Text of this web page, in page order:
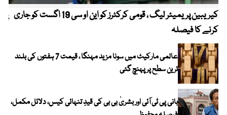
کیریبین پریمیئر لیگ ، قومی کرکٹرز کو این او سی 19 اگست کو جاری
کرنے کا فیصلہ
عالمی مارکیٹ میں سونا مزید مہنگا ، قیمت 7 ہفتوں کی بلند
ترین سطح پر پہنچ گئی
بانی پی ٹی آئی اور بشریٰ بی بی کی قیدِ تنہائی کیس، دلائل مکمل،